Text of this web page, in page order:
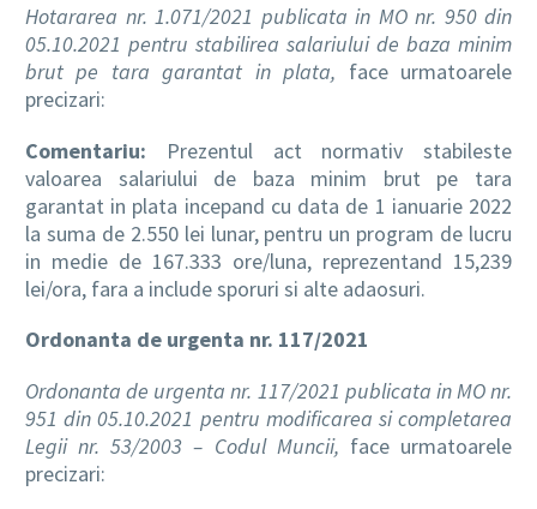
Hotararea nr. 1.071/2021 publicata in MO nr. 950 din
05.10.2021 pentru stabilirea salariului de baza minim
brut pe tara garantat in plata, face urmatoarele
precizari:
Comentariu: Prezentul act normativ stabileste
valoarea salariului de baza minim brut pe tara
garantat in plata incepand cu data de 1 ianuarie 2022
la suma de 2.550 lei lunar, pentru un program de lucru
in medie de 167.333 ore/luna, reprezentand 15,239
lei/ora, fara a include sporuri si alte adaosuri.
Ordonanta de urgenta nr. 117/2021
Ordonanta de urgenta nr. 117/2021 publicata in MO nr.
951 din 05.10.2021 pentru modificarea si completarea
Legii nr. 53/2003 – Codul Muncii, face urmatoarele
precizari: